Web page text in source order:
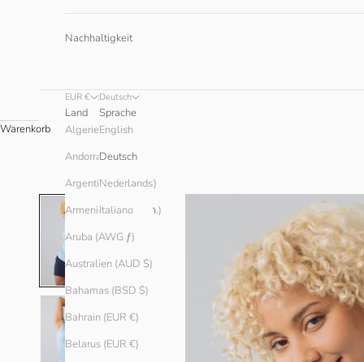
Nachhaltigkeit
EUR €
Land
Andorra (EUR €)
Argentinien (EUR €)
Armenien (AMD դր.)
Aruba (AWG ƒ)
Australien (AUD $)
Bahamas (BSD $)
Bahrain (EUR €)
Belarus (EUR €)
Deutsch
Sprache
English
Deutsch
Nederlands
Italiano
Warenkorb